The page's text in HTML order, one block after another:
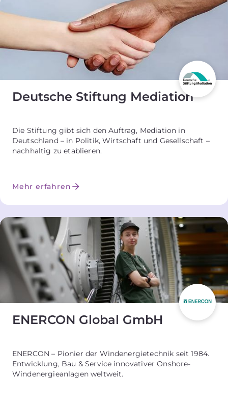
Deutsche Stiftung Mediation
Die Stiftung gibt sich den Auftrag, Mediation in
Deutschland – in Politik, Wirtschaft und Gesellschaft –
nachhaltig zu etablieren.
Mehr erfahren
ENERCON Global GmbH
ENERCON – Pionier der Windenergietechnik seit 1984.
Entwicklung, Bau & Service innovativer Onshore-
Windenergieanlagen weltweit.